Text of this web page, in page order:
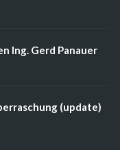
Ing. Gerd Panauer
(update)